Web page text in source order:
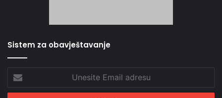
Sistem za obavještavanje
Email
adresu